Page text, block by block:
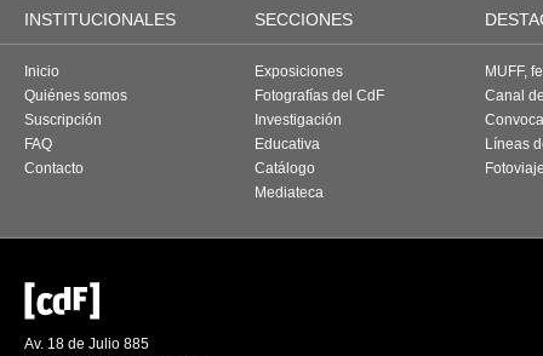
INSTITUCIONALES SECCIONES
Inicio
Quiénes somos
Suscripción
FAQ
Contacto
Exposiciones
Fotografías del CdF
Investigación
Educativa
Catálogo
Mediateca
MUFF,
Canal
Líneas
Av. 18 de Julio 885